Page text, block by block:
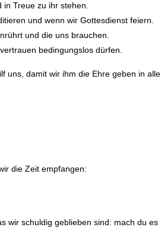
Treue zu ihr stehen.
und wenn wir Gottesdienst feiern.
und die uns brauchen.
bedingungslos dürfen.
uns, damit wir ihm die Ehre geben in alle
die Zeit empfangen:
wir schuldig geblieben sind: mach du es